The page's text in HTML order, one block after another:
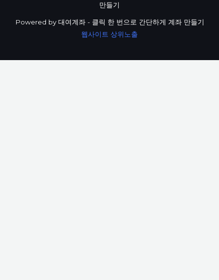
만들기
Powered by 대여계좌 - 클릭 한 번으로 간단하게 계좌 만들기
웹사이트 상위노출